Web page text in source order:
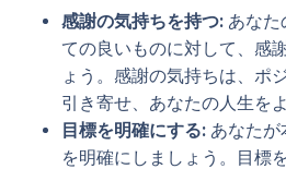
感謝の気持ちを持つ: あなた
ての良いものに対して、感
ょう。感謝の気持ちは、ポ
引き寄せ、あなたの人生を
目標を明確にする: あなた
を明確にしましょう。目標